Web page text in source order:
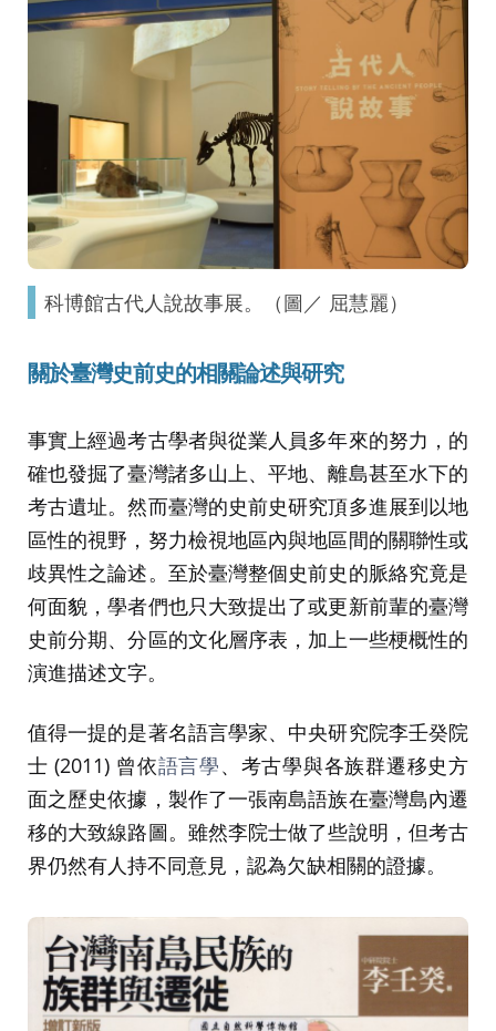
科博館古代人說故事展。（圖／ 屈慧麗）
關於臺灣史前史的相關論述與研究
事實上經過考古學者與從業人員多年來的努力，的
確也發掘了臺灣諸多山上、平地、離島甚至水下的
考古遺址。然而臺灣的史前史研究頂多進展到以地
區性的視野，努力檢視地區內與地區間的關聯性或
歧異性之論述。至於臺灣整個史前史的脈絡究竟是
何面貌，學者們也只大致提出了或更新前輩的臺灣
史前分期、分區的文化層序表，加上一些梗概性的
演進描述文字。
值得一提的是著名語言學家、中央研究院李壬癸院
士 (2011) 曾依語言學、考古學與各族群遷移史方
面之歷史依據，製作了一張南島語族在臺灣島內遷
移的大致線路圖。雖然李院士做了些說明，但考古
界仍然有人持不同意見，認為欠缺相關的證據。